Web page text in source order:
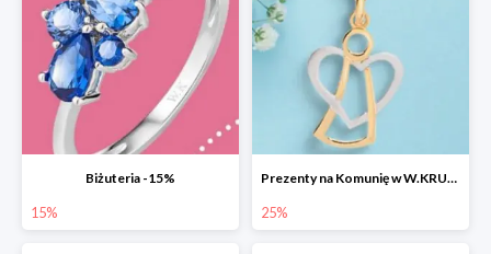
Biżuteria -15%
15%
Prezenty na Komunię w W.KRUK do -25%
25%